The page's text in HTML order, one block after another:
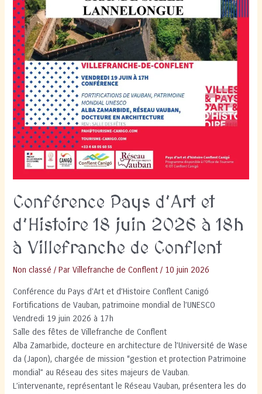
Conférence Pays d’Art et
d’Histoire 18 juin 2026 à 18h
à Villefranche de Conflent
Non classé / ParVillefranche de Conflent / 10 juin 2026
Conférence du Pays d’Art et d’Histoire Conflent Canigó
Fortifications de Vauban, patrimoine mondial de l’UNESCO
Vendredi 19 juin 2026 à 17h
Salle des fêtes de Villefranche de Conflent
Alba Zamarbide, docteure en architecture de l’Université de Wase
da (Japon), chargée de mission “gestion et protection Patrimoine
mondial” au Réseau des sites majeurs de Vauban.
L’intervenante, représentant le Réseau Vauban, présentera les do